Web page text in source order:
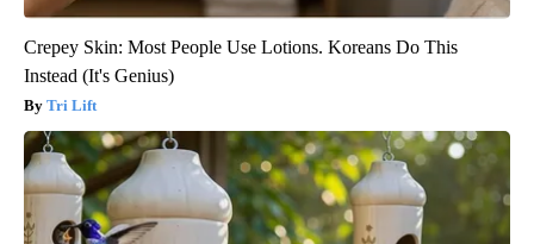
Crepey Skin: Most People Use Lotions. Koreans Do This
Instead (It's Genius)
Tri Lift